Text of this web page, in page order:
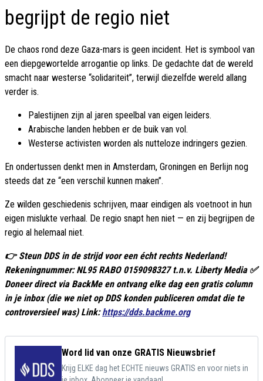
begrijpt de regio niet
De chaos rond deze Gaza-mars is geen incident. Het is symbool van
een diepgewortelde arrogantie op links. De gedachte dat de wereld
smacht naar westerse “solidariteit”, terwijl diezelfde wereld allang
verder is.
Palestijnen zijn al jaren speelbal van eigen leiders.
Arabische landen hebben er de buik van vol.
Westerse activisten worden als nutteloze indringers gezien.
En ondertussen denkt men in Amsterdam, Groningen en Berlijn nog
steeds dat ze “een verschil kunnen maken”.
Ze wilden geschiedenis schrijven, maar eindigen als voetnoot in hun
eigen mislukte verhaal. De regio snapt hen niet — en zij begrijpen de
regio al helemaal niet.
👉 Steun DDS in de strijd voor een écht rechts Nederland!
Rekeningnummer: NL95 RABO 0159098327 t.n.v. Liberty Media ✅
Doneer direct via BackMe en ontvang elke dag een gratis column
in je inbox (die we niet op DDS konden publiceren omdat die te
controversieel was) Link:https://dds.backme.org
Word lid van onze GRATIS Nieuwsbrief
Krijg ELKE dag het ECHTE nieuws GRATIS en voor niets in